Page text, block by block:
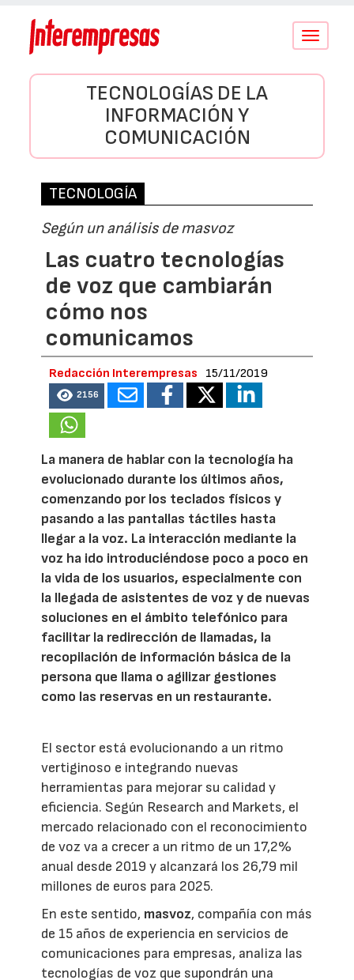
Conmutar
TECNOLOGÍAS DE LA
INFORMACIÓN Y
COMUNICACIÓN
TECNOLOGÍA
Según un análisis de masvoz
Las cuatro tecnologías
de voz que cambiarán
cómo nos
comunicamos
Redacción Interempresas 15/11/2019
2156
La manera de hablar con la tecnología ha
evolucionado durante los últimos años,
comenzando por los teclados físicos y
pasando a las pantallas táctiles hasta
llegar a la voz. La interacción mediante la
voz ha ido introduciéndose poco a poco en
la vida de los usuarios, especialmente con
la llegada de asistentes de voz y de nuevas
soluciones en el ámbito telefónico para
facilitar la redirección de llamadas, la
recopilación de información básica de la
persona que llama o agilizar gestiones
como las reservas en un restaurante.
El sector está evolucionando a un ritmo
vertiginoso e integrando nuevas
herramientas para mejorar su calidad y
eficiencia. Según Research and Markets, el
mercado relacionado con el reconocimiento
de voz va a crecer a un ritmo de un 17,2%
anual desde 2019 y alcanzará los 26,79 mil
millones de euros para 2025.
En este sentido, masvoz, compañía con más
de 15 años de experiencia en servicios de
comunicaciones para empresas, analiza las
tecnologías de voz que supondrán una